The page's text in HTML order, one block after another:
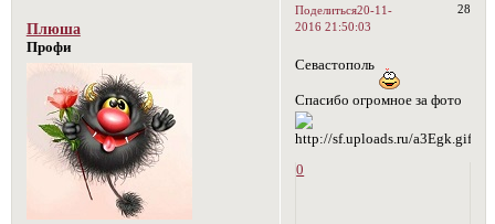
Поделиться 28
20-11-
2016 21:50:03
Плюша
Профи
Севастополь
Спасибо огромное за фото
0